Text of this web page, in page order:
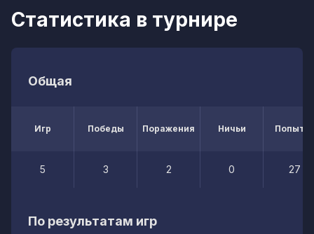
Статистика в турнире
Общая
Игр Победы Поражения Ничьи
5 3 2 0 27
По результатам игр